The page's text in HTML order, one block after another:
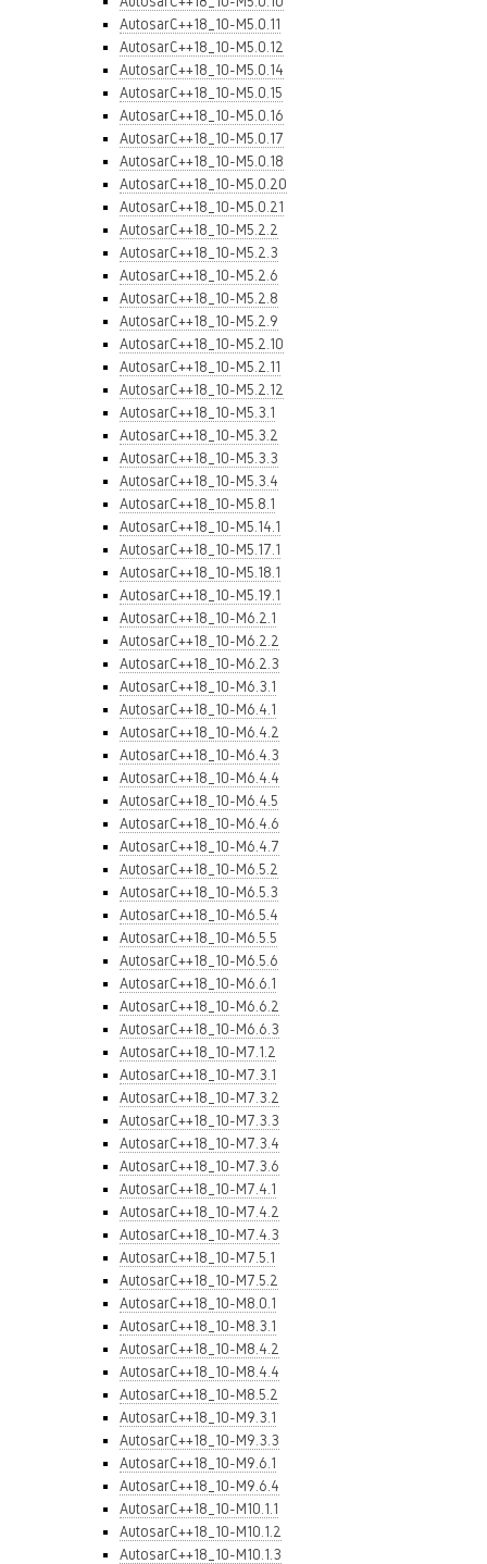
AutosarC++18_10-M5.0.11
AutosarC++18_10-M5.0.12
AutosarC++18_10-M5.0.14
AutosarC++18_10-M5.0.15
AutosarC++18_10-M5.0.16
AutosarC++18_10-M5.0.17
AutosarC++18_10-M5.0.18
AutosarC++18_10-M5.0.20
AutosarC++18_10-M5.0.21
AutosarC++18_10-M5.2.2
AutosarC++18_10-M5.2.3
AutosarC++18_10-M5.2.6
AutosarC++18_10-M5.2.8
AutosarC++18_10-M5.2.9
AutosarC++18_10-M5.2.10
AutosarC++18_10-M5.2.11
AutosarC++18_10-M5.2.12
AutosarC++18_10-M5.3.1
AutosarC++18_10-M5.3.2
AutosarC++18_10-M5.3.3
AutosarC++18_10-M5.3.4
AutosarC++18_10-M5.8.1
AutosarC++18_10-M5.14.1
AutosarC++18_10-M5.17.1
AutosarC++18_10-M5.18.1
AutosarC++18_10-M5.19.1
AutosarC++18_10-M6.2.1
AutosarC++18_10-M6.2.2
AutosarC++18_10-M6.2.3
AutosarC++18_10-M6.3.1
AutosarC++18_10-M6.4.1
AutosarC++18_10-M6.4.2
AutosarC++18_10-M6.4.3
AutosarC++18_10-M6.4.4
AutosarC++18_10-M6.4.5
AutosarC++18_10-M6.4.6
AutosarC++18_10-M6.4.7
AutosarC++18_10-M6.5.2
AutosarC++18_10-M6.5.3
AutosarC++18_10-M6.5.4
AutosarC++18_10-M6.5.5
AutosarC++18_10-M6.5.6
AutosarC++18_10-M6.6.1
AutosarC++18_10-M6.6.2
AutosarC++18_10-M6.6.3
AutosarC++18_10-M7.1.2
AutosarC++18_10-M7.3.1
AutosarC++18_10-M7.3.2
AutosarC++18_10-M7.3.3
AutosarC++18_10-M7.3.4
AutosarC++18_10-M7.3.6
AutosarC++18_10-M7.4.1
AutosarC++18_10-M7.4.2
AutosarC++18_10-M7.4.3
AutosarC++18_10-M7.5.1
AutosarC++18_10-M7.5.2
AutosarC++18_10-M8.0.1
AutosarC++18_10-M8.3.1
AutosarC++18_10-M8.4.2
AutosarC++18_10-M8.4.4
AutosarC++18_10-M8.5.2
AutosarC++18_10-M9.3.1
AutosarC++18_10-M9.3.3
AutosarC++18_10-M9.6.1
AutosarC++18_10-M9.6.4
AutosarC++18_10-M10.1.1
AutosarC++18_10-M10.1.2
AutosarC++18_10-M10.1.3